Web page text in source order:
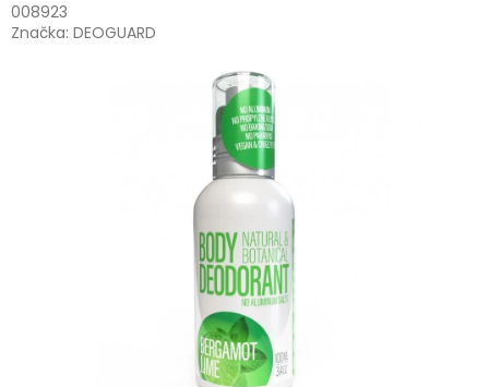
008923
Značka: DEOGUARD